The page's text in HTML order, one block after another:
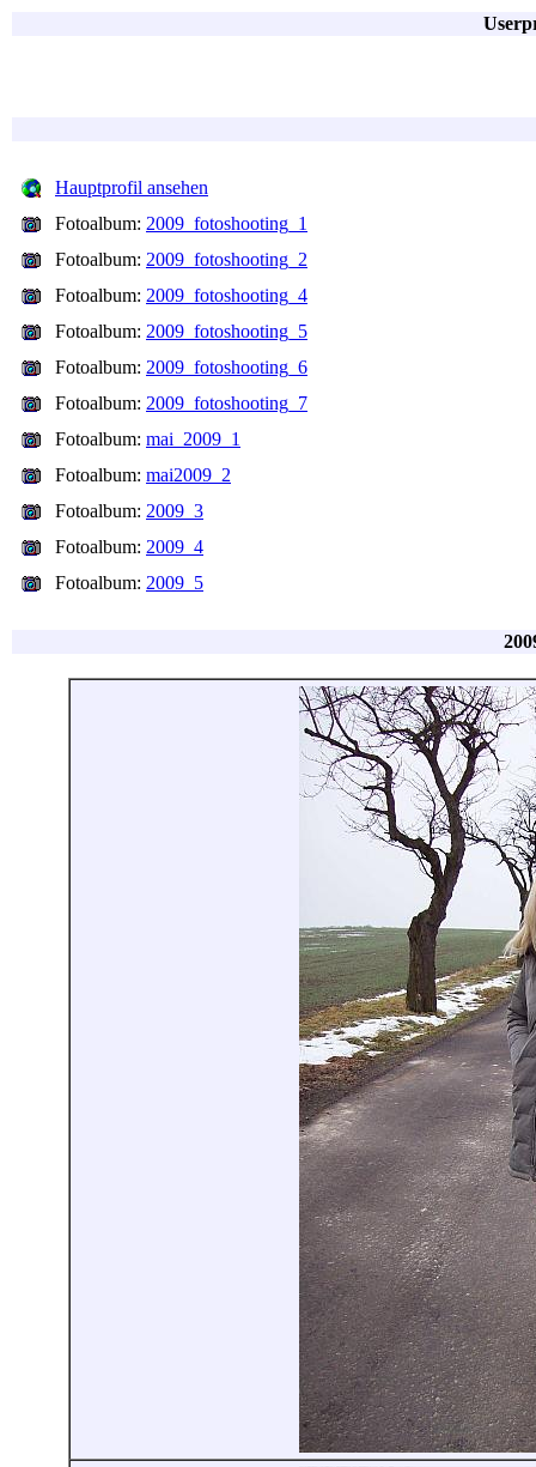
Hauptprofil ansehen
Fotoalbum: 2009_fotoshooting_1
Fotoalbum: 2009_fotoshooting_2
Fotoalbum: 2009_fotoshooting_4
Fotoalbum: 2009_fotoshooting_5
Fotoalbum: 2009_fotoshooting_6
Fotoalbum: 2009_fotoshooting_7
Fotoalbum: mai_2009_1
Fotoalbum: mai2009_2
Fotoalbum: 2009_3
Fotoalbum: 2009_4
Fotoalbum: 2009_5